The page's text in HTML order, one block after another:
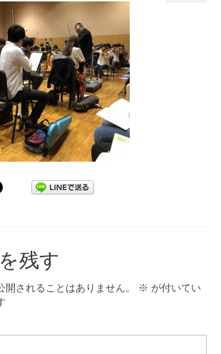
2027
史
集ページ
残す
開されることはありません。 ※ が付いてい